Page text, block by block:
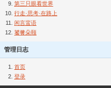
第三只眼看世界
行走·思考·在路上
闲言蜚语
饕餮朵颐
管理日志
首页
登录